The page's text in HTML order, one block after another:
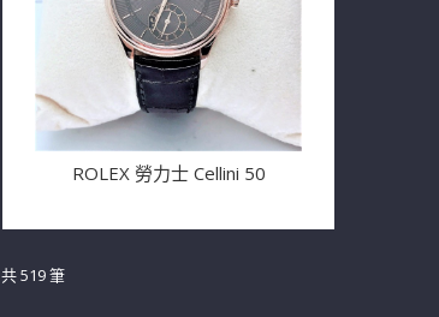
ROLEX 勞力士 Cellini 50
共 519 筆